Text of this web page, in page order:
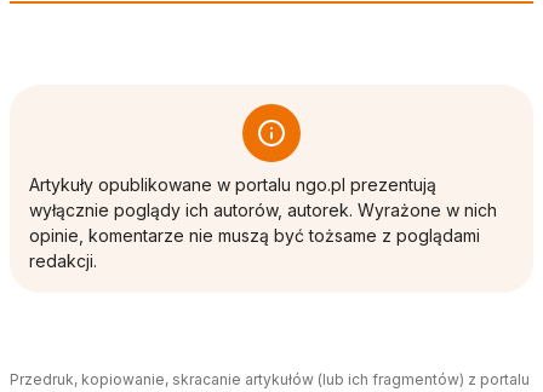
Artykuły opublikowane w portalu ngo.pl prezentują
wyłącznie poglądy ich autorów, autorek. Wyrażone w nich
opinie, komentarze nie muszą być tożsame z poglądami
redakcji.
Przedruk, kopiowanie, skracanie artykułów (lub ich fragmentów) z portalu